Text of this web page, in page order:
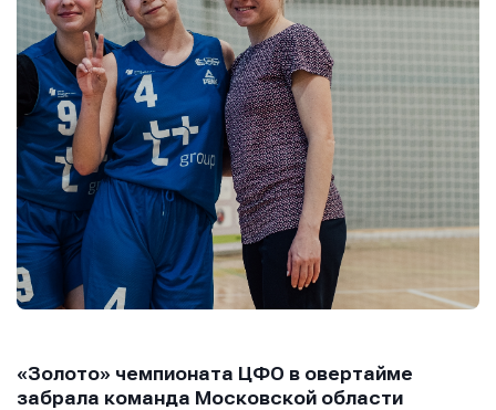
«Золото» чемпионата ЦФО в овертайме
забрала команда Московской области